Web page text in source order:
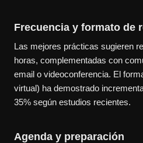
Frecuencia y formato de
Las mejores prácticas sugieren
horas, complementadas con
email o videoconferencia. El
virtual) ha demostrado
35% según estudios recientes.
Agenda y preparación